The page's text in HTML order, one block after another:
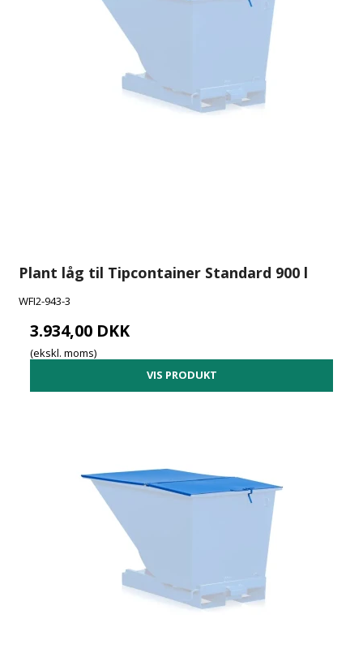
Plant låg til Tipcontainer Standard 900 l
WFI2-943-3
3.934,00 DKK
(ekskl. moms)
VIS PRODUKT